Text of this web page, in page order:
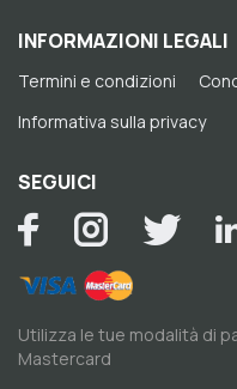
INFORMAZIONI LEGALI
Termini e condizioni
Informativa sulla privacy
SEGUICI
Utilizza le tue modalità di
Mastercard